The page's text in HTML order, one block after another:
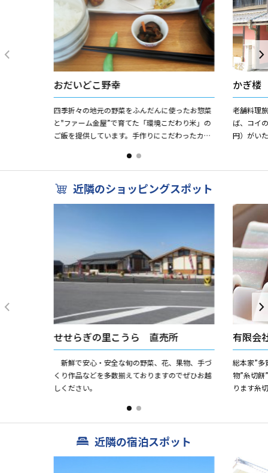
おだいどこ野幸
四季折々の地元の野菜をふんだんに使ったお惣菜
と"ファーム金屋”で育てた「環境こだわり米」の
ご飯を提供しています。手作りにこだわったカラ
こか懐かしくそれでいて...
かぎ楼
老舗料理
ば、コイ
円）がい
近隣のショッピングスポット
せせらぎの里こうら 直売所
新鮮で安心・安全な旬の野菜、花、果物、手づ
くり作品などを多数揃えておりますのでぜひお越
しください。
有限会
総本家”多
物”糸切餅
ります糸
近隣の宿泊スポット